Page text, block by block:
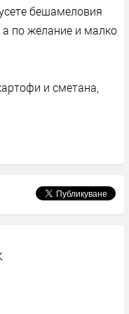
бешамеловия
а по желание и малко
и сметана,